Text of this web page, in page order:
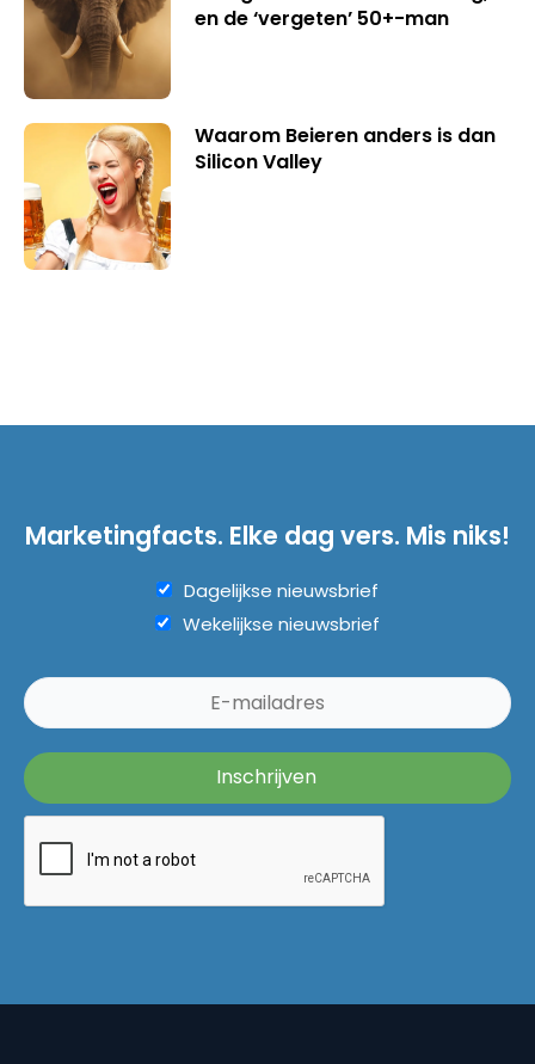
en de ‘vergeten’ 50+-man
Waarom Beieren anders is dan
Silicon Valley
Marketingfacts. Elke dag vers. Mis niks!
Dagelijkse nieuwsbrief
Wekelijkse nieuwsbrief